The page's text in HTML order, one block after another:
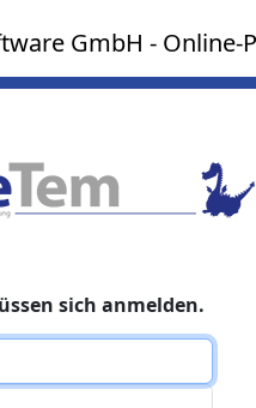
GmbH -
sich anmelden.